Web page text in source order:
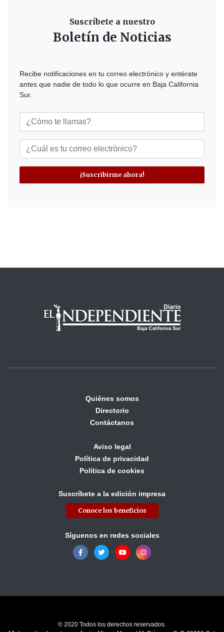
Suscríbete a nuestro
Boletín de Noticias
Recibe notificaciones en tu correo electrónico y entérate
antes que nadie de todo lo que ocurre en Baja California
Sur.
¡Suscribirme ahora!
Quiénes somos
Directorio
Contáctanos
Aviso legal
Política de privacidad
Política de cookies
Suscríbete a la edición impresa
Conoce los beneficios
Síguenos en redes sociales
© 2020 Todos los derechos reservados.